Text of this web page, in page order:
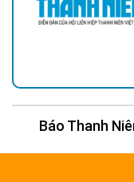
Báo Kinh Tế